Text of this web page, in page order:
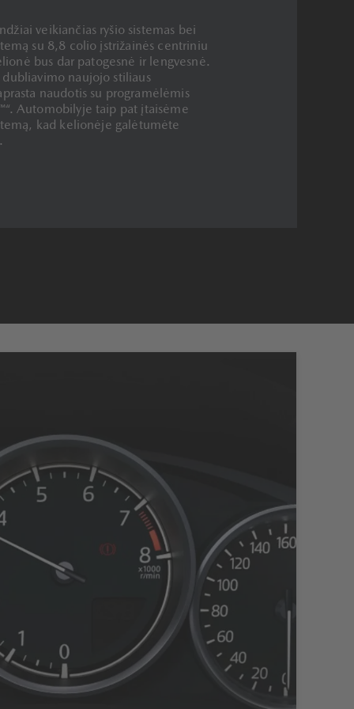
veikiančias ryšio sistemas bei
su 8,8 colio įstrižainės centriniu
bus dar patogesnė ir lengvesnė.
naujojo stiliaus
naudotis su programėlėmis
Automobilyje taip pat įtaisėme
kad kelionėje galėtumėte